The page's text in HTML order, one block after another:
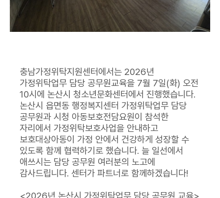
충남가정위탁지원센터에서는 2026년
가정위탁업무 담당 공무원교육을 7월 7일(화) 오전
10시에 논산시 청소년문화센터에서 진행했습니다.
논산시 읍면동 행정복지센터 가정위탁업무 담당
공무원과 시청 아동보호전담요원이 참석한
자리에서 가정위탁보호사업을 안내하고
보호대상아동이 가정 안에서 건강하게 성장할 수
있도록 함께 협력하기로 했습니다. 늘 일선에서
애쓰시는 담당 공무원 여러분의 노고에
감사드립니다. 센터가 파트너로 함께하겠습니다!
<2026년 논산시 가정위탁업무 담당 공무원 교육>